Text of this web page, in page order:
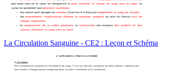
La Circulation Sanguine - CE2 : Leçon et Schéma